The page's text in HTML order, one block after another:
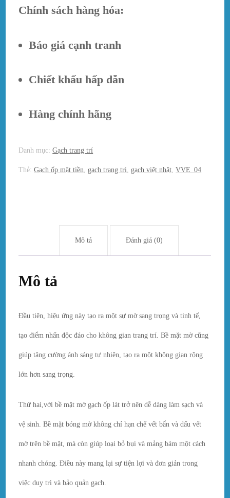
Chính sách hàng hóa:
Báo giá cạnh tranh
Chiết khấu hấp dẫn
Hàng chính hãng
Danh mục:Gạch trang trí
Thẻ:Gạch ốp mặt tiền, gach trang tri, gạch việt nhật,VVE_04
Mô tả Đánh giá (0)
Mô tả
Đầu tiên, hiệu ứng này tạo ra một sự mờ sang trọng và tinh tế,
tạo điểm nhấn độc đáo cho không gian trang trí. Bề mặt mờ cũng
giúp tăng cường ánh sáng tự nhiên, tạo ra một không gian rộng
lớn hơn sang trọng.
Thứ hai,với bề mặt mờ gạch ốp lát trở nên dễ dàng làm sạch và
vệ sinh. Bề mặt bóng mờ không chỉ hạn chế vết bẩn và dấu vết
mờ trên bề mặt, mà còn giúp loại bỏ bụi và mảng bám một cách
nhanh chóng. Điều này mang lại sự tiện lợi và đơn giản trong
việc duy trì và bảo quản gạch.